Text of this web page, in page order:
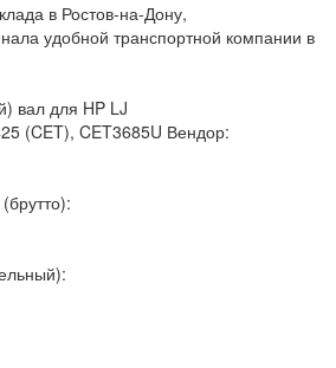
в Ростов-на-Дону,
удобной транспортной компании в
вал для HP LJ
(CET), CET3685U Вендор: